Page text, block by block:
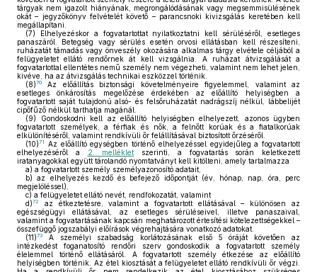
tárgyak nem igazolt hiányának, megrongálódásának vagy megsemmisülésének
okát – jegyzőkönyv felvételét követő – parancsnoki kivizsgálás keretében kell
megállapítani.
(7) Elhelyezéskor a fogvatartottat nyilatkoztatni kell sérüléséről, esetleges
panaszáról. Betegség vagy sérülés esetén orvosi ellátásban kell részesíteni,
ruházatát támadás vagy önveszély okozására alkalmas tárgy elvétele céljából a
felügyeletet ellátó rendőrnek át kell vizsgálnia. A ruházat átvizsgálását a
fogvatartottal ellentétes nemű személy nem végezheti, valamint nem lehet jelen,
kivéve, ha az átvizsgálás technikai eszközzel történik.
(8)70
Az előállítás biztonsági követelményeire figyelemmel, valamint az
esetleges önkárosítás megelőzése érdekében az előállító helyiségben a
fogvatartott saját tulajdonú alsó- és felsőruházatát nadrágszíj nélkül, lábbelijét
cipőfűző nélkül tarthatja magánál.
(9) Gondoskodni kell az előállító helyiségben elhelyezett, azonos ügyben
fogvatartott személyek, a férfiak és nők, a felnőtt korúak és a fiatalkorúak
elkülönítéséről, valamint rendkívüli őr felállításával biztosított őrzéséről.
(10)71
Az előállító egységben történő elhelyezéssel egyidejűleg a fogvatartott
elhelyezéséről a
2. melléklet szerinti, a fogvatartás során keletkezett
iratanyagokkal együtt tárolandó nyomtatványt kell kitölteni, amely tartalmazza
a) a fogvatartott személy személyazonosító adatait,
b) az elhelyezés kezdő és befejező időpontját (év, hónap, nap, óra, perc
megjelöléssel),
c) a felügyeletet ellátó nevét, rendfokozatát, valamint
d)72
az étkeztetésre, valamint a fogvatartott ellátásával – különösen az
egészségügyi ellátásával, az esetleges sérüléseivel, illetve panaszaival,
valamint a fogvatartásának kapcsán meghatározott értesítési kötelezettségekkel –
összefüggő jogszabályi előírások végrehajtására vonatkozó adatokat.
(11)73
A személyi szabadság korlátozásának első 5 óráját követően az
intézkedést foganatosító rendőri szerv gondoskodik a fogvatartott személy
élelemmel történő ellátásáról. A fogvatartott személy étkezése az előállító
helyiségben történik. Az étel kiosztását a felügyeletet ellátó rendkívüli őr végzi.